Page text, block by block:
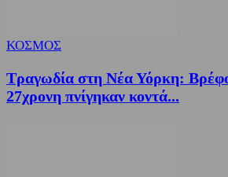
ΚΟΣΜΟΣ
Τραγωδία στη Νέα Υόρκη:
27χρονη πνίγηκαν κοντά...